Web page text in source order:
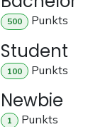
500 Punkts
Student
100 Punkts
Newbie
1 Punkts